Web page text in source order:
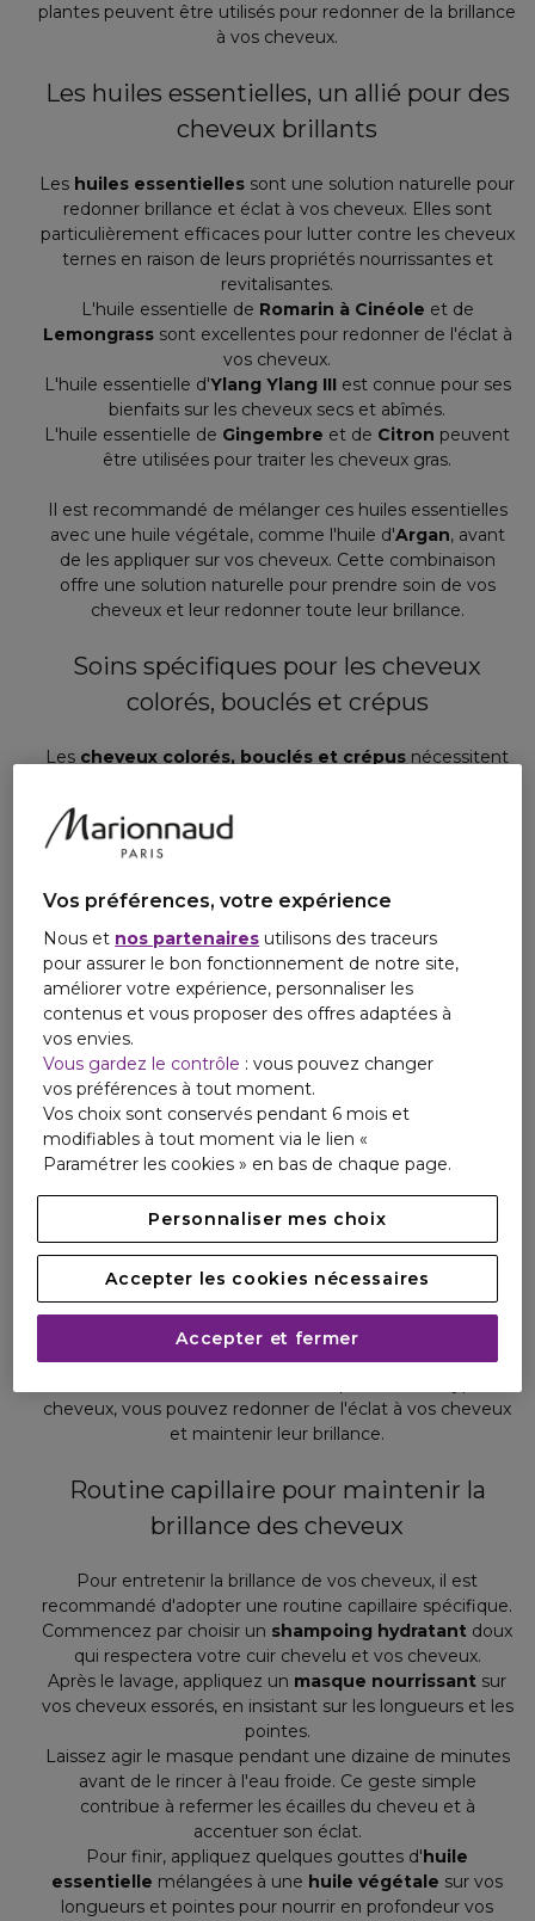
plantes peuvent être utilisés pour redonner de la brillance
à vos cheveux.
Les huiles essentielles, un allié pour des
cheveux brillants
Les huiles essentielles sont une solution naturelle pour
redonner brillance et éclat à vos cheveux. Elles sont
particulièrement efficaces pour lutter contre les cheveux
ternes en raison de leurs propriétés nourrissantes et
revitalisantes.
L'huile essentielle de Romarin à Cinéole et de
Lemongrasssont excellentes pour redonner de l'éclat à
vos cheveux.
L'huile essentielle d'Ylang Ylang IIIest connue pour ses
bienfaits sur les cheveux secs et abîmés.
L'huile essentielle de Gingembre et de Citron peuvent
être utilisées pour traiter les cheveux gras.
Il est recommandé de mélanger ces huiles essentielles
avec une huile végétale, comme l'huile d'Argan, avant
de les appliquer sur vos cheveux. Cette combinaison
offre une solution naturelle pour prendre soin de vos
cheveux et leur redonner toute leur brillance.
Soins spécifiques pour les cheveux
colorés, bouclés et crépus
Les cheveux colorés, bouclés et crépus nécessitent
La coloration peut affaiblir la fibre capillaire, tandis que la
structure des cheveux bouclés et crépus rend difficile la
rétention d'hydratation, ce qui peut conduire à des
Pour lescheveux colorés , il est conseillé d'utiliser des
produits spécifiques comme des shampoings et après-
shampoings pour cheveux colorés, qui permettent de
préserver l'éclat de la couleur tout en nourrissant la fibre
capillaire. De plus, l'application hebdomadaire d'un
masque capillaire réparateur peut aider à renforcer et
hydrater les cheveux.
Pour lescheveux bouclés, le maintien de l'hydratation
est essentiel. Utilisez des produits hydratants comme
des masques ou des huiles, et évitez les produits
contenant des sulfates ou des alcools qui peuvent
cheveux crépus
ont besoin d'une hydratation
comme le beurre de karité ou l'huile de coco pour nourrir
et hydrater le cheveu en profondeur. Une routine
capillaire en 3 étapes : laver, soigner et coiffer, peut aider
à révéler la beauté naturelle de vos cheveux crépus.
cheveux, vous pouvez redonner de l'éclat à vos cheveux
et maintenir leur brillance.
Routine capillaire pour maintenir la
brillance des cheveux
Pour entretenir la brillance de vos cheveux, il est
recommandé d'adopter une routine capillaire spécifique.
Commencez par choisir un shampoing hydratant doux
qui respectera votre cuir chevelu et vos cheveux.
Après le lavage, appliquez un masque nourrissant sur
vos cheveux essorés, en insistant sur les longueurs et les
pointes.
Laissez agir le masque pendant une dizaine de minutes
avant de le rincer à l'eau froide. Ce geste simple
contribue à refermer les écailles du cheveu et à
accentuer son éclat.
Pour finir, appliquez quelques gouttes d'huile
essentielle mélangées à une huile végétale sur vos
longueurs et pointes pour nourrir en profondeur vos
Vos préférences, votre expérience
Nous et nos partenaires utilisons des traceurs
pour assurer le bon fonctionnement de notre site,
améliorer votre expérience, personnaliser les
contenus et vous proposer des offres adaptées à
vos envies.
Vous gardez le contrôle : vous pouvez changer
vos préférences à tout moment.
Vos choix sont conservés pendant 6 mois et
modifiables à tout moment via le lien «
Paramétrer les cookies » en bas de chaque page.
Personnaliser mes choix
Accepter les cookies nécessaires
Accepter et fermer